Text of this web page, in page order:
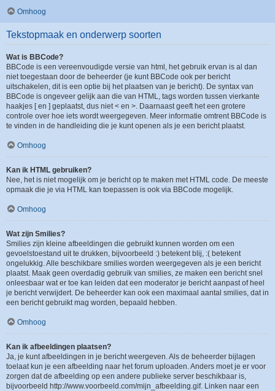
Omhoog
Tekstopmaak en onderwerp soorten
Wat is BBCode?
BBCode is een vereenvoudigde versie van html, het gebruik ervan is al dan
niet toegestaan door de beheerder (je kunt BBCode ook per bericht
uitschakelen, dit is een optie bij het plaatsen van je bericht). De syntax van
BBCode is ongeveer gelijk aan die van HTML, tags worden tussen vierkante
haakjes [ en ] geplaatst, dus niet < en >. Daarnaast geeft het een grotere
controle over hoe iets wordt weergegeven. Meer informatie omtrent BBCode is
te vinden in de handleiding die je kunt openen als je een bericht plaatst.
Omhoog
Kan ik HTML gebruiken?
Nee, het is niet mogelijk om je bericht op te maken met HTML code. De meeste
opmaak die je via HTML kan toepassen is ook via BBCode mogelijk.
Omhoog
Wat zijn Smilies?
Smilies zijn kleine afbeeldingen die gebruikt kunnen worden om een
gevoelstoestand uit te drukken, bijvoorbeeld :) betekent blij, :( betekent
ongelukkig. Alle beschikbare smilies worden weergegeven als je een bericht
plaatst. Maak geen overdadig gebruik van smilies, ze maken een bericht snel
onleesbaar wat er toe kan leiden dat een moderator je bericht aanpast of heel
je bericht verwijdert. De beheerder kan ook een maximaal aantal smilies, dat in
een bericht gebruikt mag worden, bepaald hebben.
Omhoog
Kan ik afbeeldingen plaatsen?
Ja, je kunt afbeeldingen in je bericht weergeven. Als de beheerder bijlagen
toelaat kun je een afbeelding naar het forum uploaden. Anders moet je er voor
zorgen dat de afbeelding op een andere publieke server beschikbaar is,
bijvoorbeeld http://www.voorbeeld.com/mijn_afbeelding.gif. Linken naar een